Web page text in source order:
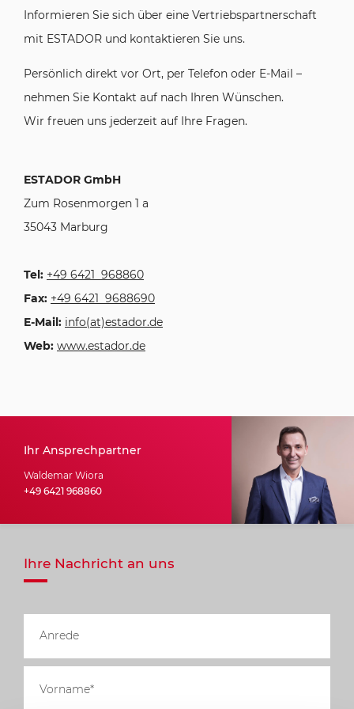
Informieren Sie sich über eine Vertriebspartnerschaft
mit ESTADOR und kontaktieren Sie uns.
Persönlich direkt vor Ort, per Telefon oder E-Mail –
nehmen Sie Kontakt auf nach Ihren Wünschen.
Wir freuen uns jederzeit auf Ihre Fragen.
ESTADOR GmbH
Zum Rosenmorgen 1 a
35043 Marburg
Tel: +49 6421 968860
Fax: +49 6421 9688690
E-Mail: info(at)estador.de
Web: www.estador.de
Ihr Ansprechpartner
Waldemar Wiora
+49 6421 968860
Ihre Nachricht an uns